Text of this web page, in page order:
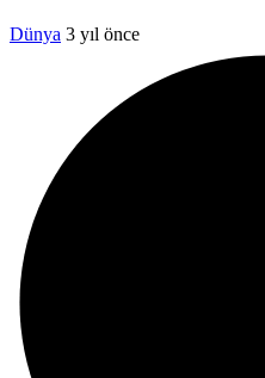
Dünya 3 yıl önce